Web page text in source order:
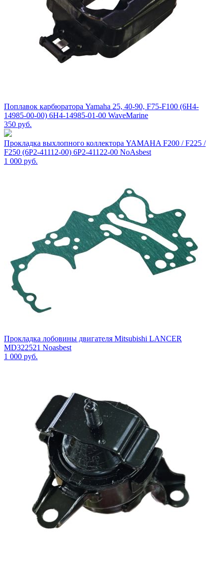
Поплавок карбюратора Yamaha 25, 40-90, F75-F100 (6H4-
14985-00-00) 6H4-14985-01-00 WaveMarine
350 руб.
Прокладка выхлопного коллектора YAMAHA F200 / F225 /
F250 (6P2-41112-00) 6P2-41122-00 NoAsbest
1 000 руб.
Прокладка лобовины двигателя Mitsubishi LANCER
MD322521 Noasbest
1 000 руб.